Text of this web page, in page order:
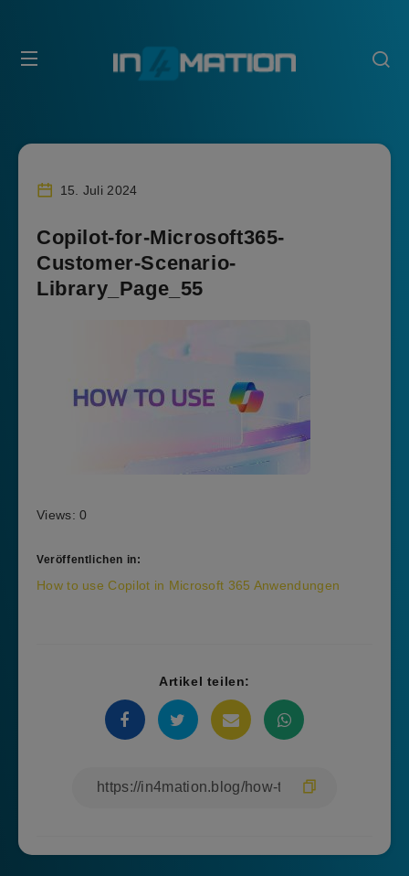
15. Juli 2024
Copilot-for-Microsoft365-
Customer-Scenario-
Library_Page_55
Views: 0
Veröffentlichen in:
Beitragsnavigation
How to use Copilot in Microsoft 365 Anwendungen
Artikel teilen: